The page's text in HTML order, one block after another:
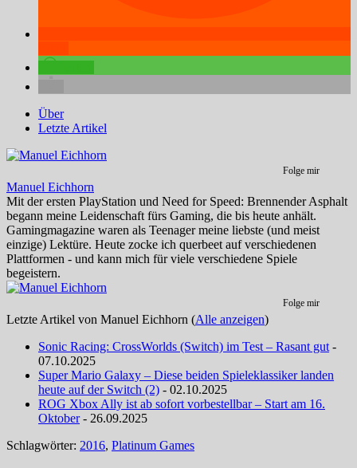
Über
Letzte Artikel
Folge mir
Manuel Eichhorn
Mit der ersten PlayStation und Need for Speed: Brennender Asphalt
begann meine Leidenschaft fürs Gaming, die bis heute anhält.
Gamingmagazine waren als Teenager meine liebste (und meist
einzige) Lektüre. Heute zocke ich querbeet auf verschiedenen
Plattformen - und kann mich für viele verschiedene Spiele
begeistern.
Folge mir
Letzte Artikel von Manuel Eichhorn (Alle anzeigen)
Sonic Racing: CrossWorlds (Switch) im Test – Rasant gut -
07.10.2025
Super Mario Galaxy – Diese beiden Spieleklassiker landen
heute auf der Switch (2) - 02.10.2025
ROG Xbox Ally ist ab sofort vorbestellbar – Start am 16.
Oktober- 26.09.2025
Schlagwörter: 2016, Platinum Games